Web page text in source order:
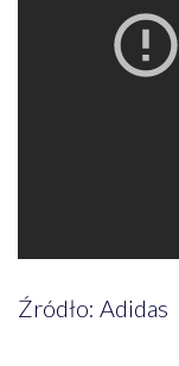
Źródło: Adidas